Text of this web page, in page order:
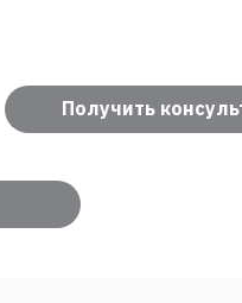
Получить